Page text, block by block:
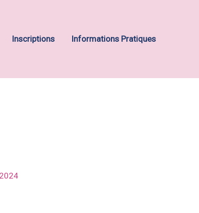
Inscriptions Informations Pratiques